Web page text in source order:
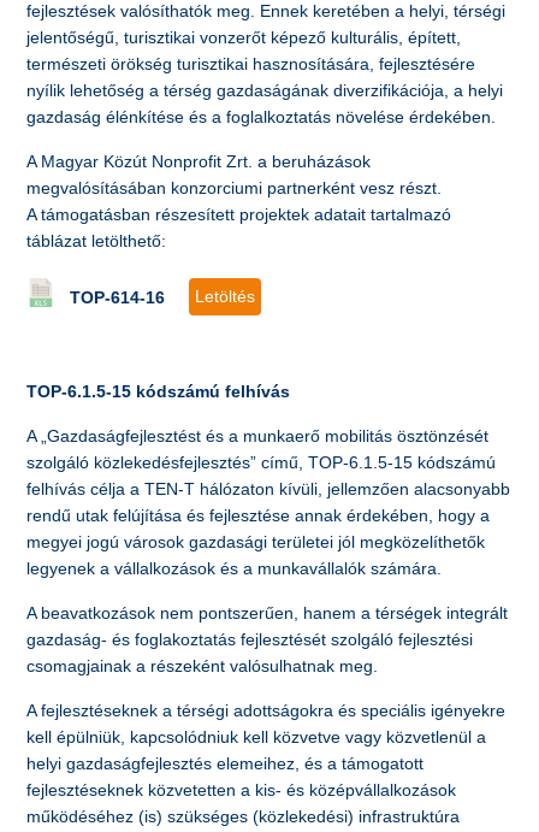
fejlesztések valósíthatók meg. Ennek keretében a helyi, térségi
jelentőségű, turisztikai vonzerőt képező kulturális, épített,
természeti örökség turisztikai hasznosítására, fejlesztésére
nyílik lehetőség a térség gazdaságának diverzifikációja, a helyi
gazdaság élénkítése és a foglalkoztatás növelése érdekében.
A Magyar Közút Nonprofit Zrt. a beruházások
megvalósításában konzorciumi partnerként vesz részt.
A támogatásban részesített projektek adatait tartalmazó
táblázat letölthető:
TOP-614-16 Letöltés
TOP-6.1.5-15 kódszámú felhívás
A „Gazdaságfejlesztést és a munkaerő mobilitás ösztönzését
szolgáló közlekedésfejlesztés” című, TOP-6.1.5-15 kódszámú
felhívás célja a TEN-T hálózaton kívüli, jellemzően alacsonyabb
rendű utak felújítása és fejlesztése annak érdekében, hogy a
megyei jogú városok gazdasági területei jól megközelíthetők
legyenek a vállalkozások és a munkavállalók számára.
A beavatkozások nem pontszerűen, hanem a térségek integrált
gazdaság- és foglakoztatás fejlesztését szolgáló fejlesztési
csomagjainak a részeként valósulhatnak meg.
A fejlesztéseknek a térségi adottságokra és speciális igényekre
kell épülniük, kapcsolódniuk kell közvetve vagy közvetlenül a
helyi gazdaságfejlesztés elemeihez, és a támogatott
fejlesztéseknek közvetetten a kis- és középvállalkozások
működéséhez (is) szükséges (közlekedési) infrastruktúra